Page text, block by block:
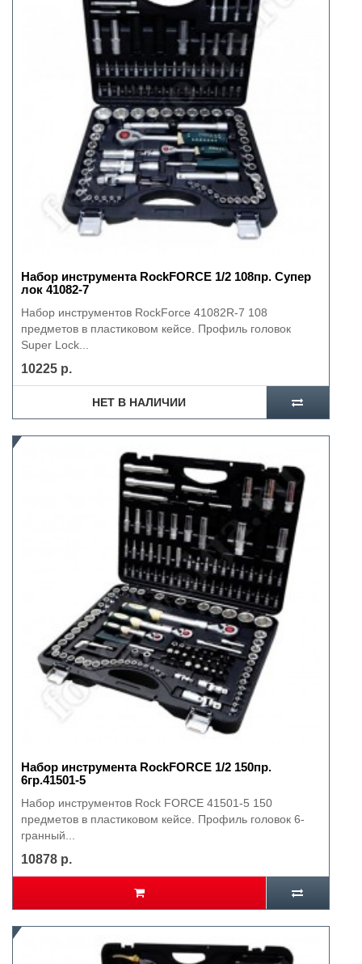
Набор инструмента RockFORCE 1/2 108пр. Супер
лок 41082-7
Набор инструментов RockForce 41082R-7 108
предметов в пластиковом кейсе. Профиль головок
Super Lock...
10225 р.
НЕТ В НАЛИЧИИ
Набор инструмента RockFORCE 1/2 150пр.
6гр.41501-5
Набор инструментов Rock FORCE 41501-5 150
предметов в пластиковом кейсе. Профиль головок 6-
гранный...
10878 р.